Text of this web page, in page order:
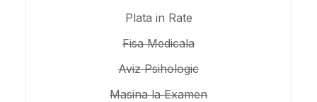
Plata in Rate
Fisa Medicala
Aviz Psihologic
Masina la Examen